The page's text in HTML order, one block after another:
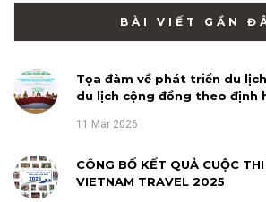
BÀI VIẾT GẦN
Tọa đàm về phát triển du
du lịch cộng đồng theo định
11 Mar 2026
CÔNG BỐ KẾT QUẢ CUỘC
VIETNAM TRAVEL 2025